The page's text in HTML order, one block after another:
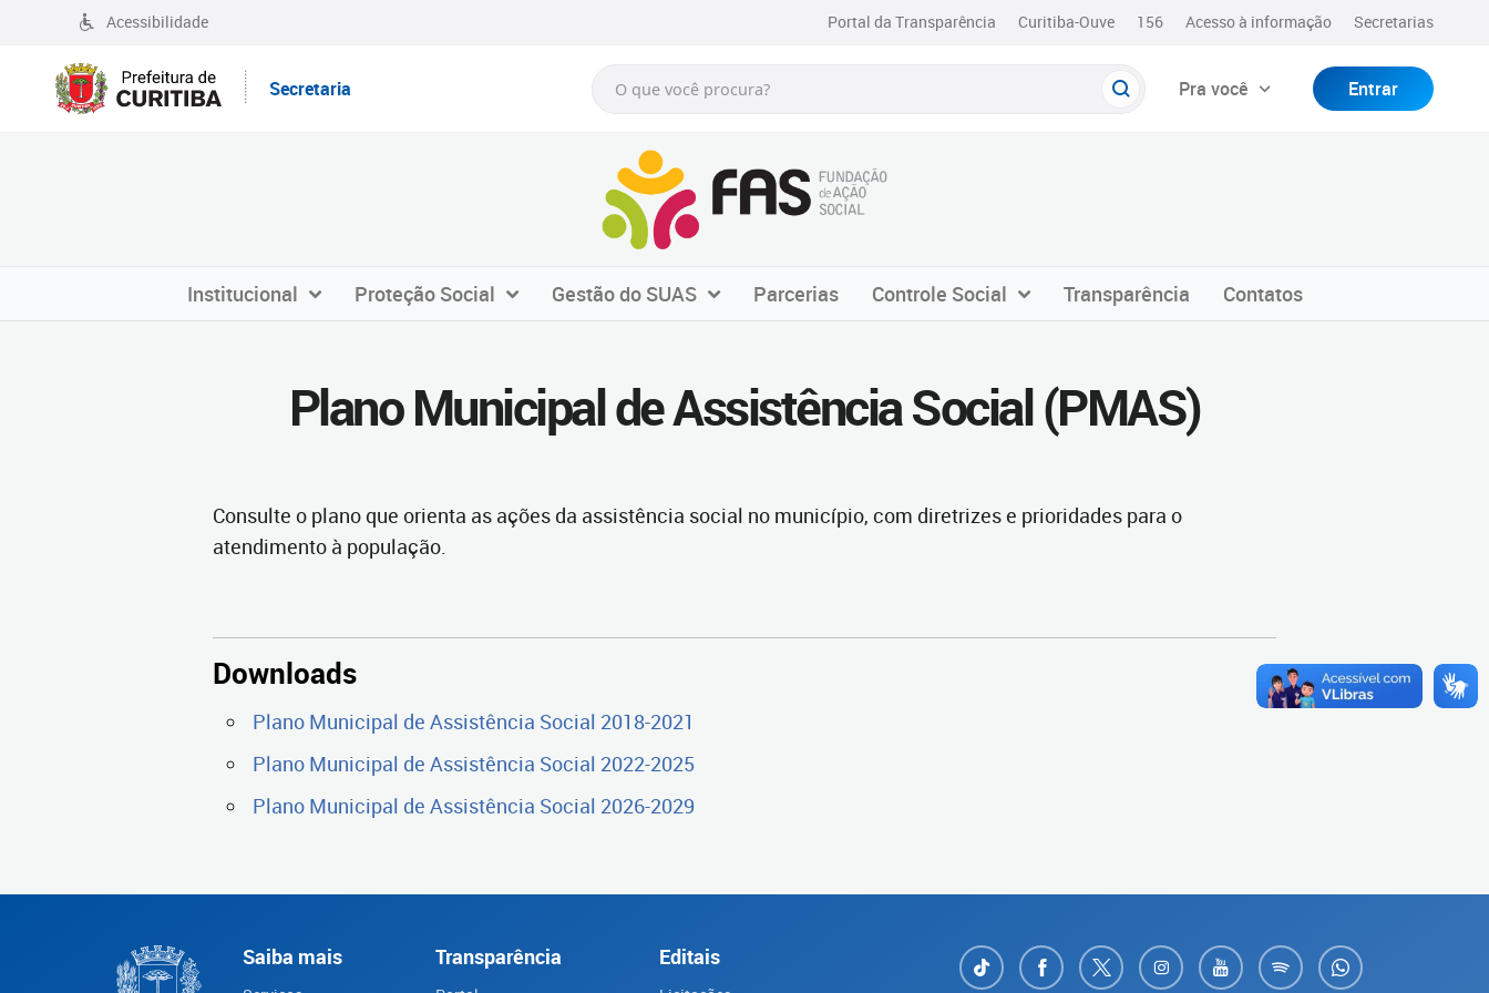
Acessibilidade Portal da Transparência Curitiba-Ouve 156 Acesso à informação Secretarias
Secretaria Pra você Entrar
Institucional Proteção Social Gestão do SUAS Parcerias Controle Social Transparência Contatos
Plano Municipal de Assistência Social (PMAS)
Consulte o plano que orienta as ações da assistência social no município, com diretrizes e prioridades para o
atendimento à população.
Downloads
Plano Municipal de Assistência Social 2018-2021
Plano Municipal de Assistência Social 2022-2025
Plano Municipal de Assistência Social 2026-2029
Saiba mais Transparência Editais